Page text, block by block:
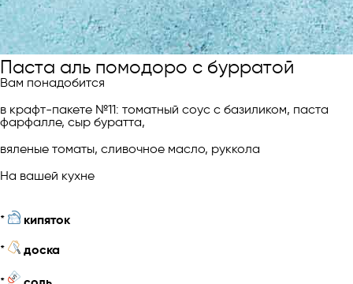
Паста аль помодоро с бурратой
Вам понадобится
в крафт-пакете №11: томатный соус с базиликом, паста
фарфалле, сыр буратта,
вяленые томаты, сливочное масло, руккола
На вашей кухне
*
кипяток
*
доска